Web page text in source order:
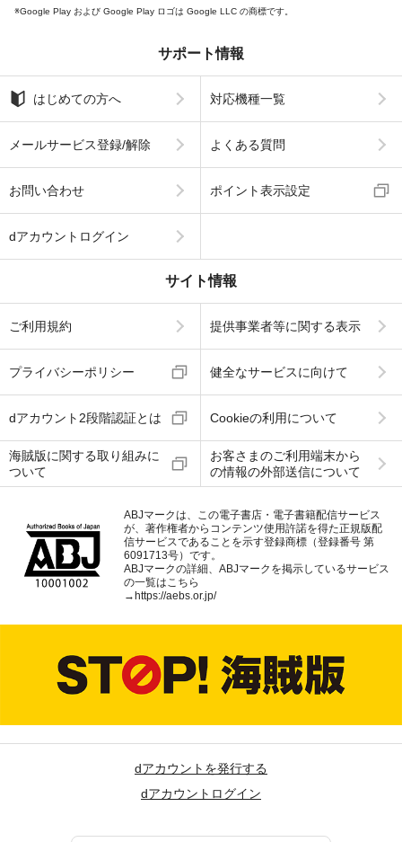
Google Play および Google Play ロゴは Google LLC の商標です。
サポート情報
はじめての方へ 対応機種一覧
メールサービス登録/解除 よくある質問
お問い合わせ ポイント表示設定
dアカウントログイン
サイト情報
ご利用規約 提供事業者等に関する表示
プライバシーポリシー 健全なサービスに向けて
dアカウント2段階認証とは Cookieの利用について
海賊版に関する取り組みに
ついて
お客さまのご利用端末から
の情報の外部送信について
ABJマークは、この電子書店・電子書籍配信サービス
が、著作権者からコンテンツ使用許諾を得た正規版配
信サービスであることを示す登録商標（登録番号 第
6091713号）です。
ABJマークの詳細、ABJマークを掲示しているサービス
の一覧はこちら
→ https://aebs.or.jp/
dアカウントを発行する
dアカウントログイン